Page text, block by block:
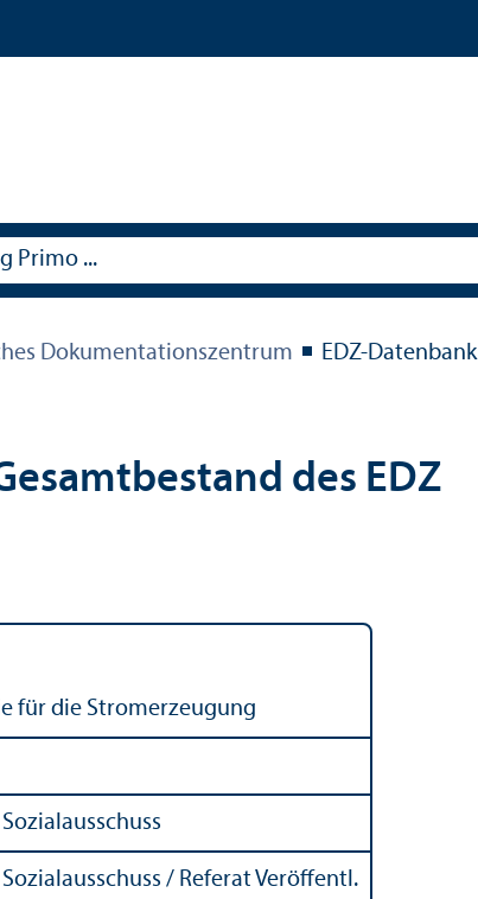
Dokumentations­zentrum EDZ-Datenbank
des EDZ
für die Stromerzeugung
/ Referat Veröffentl.